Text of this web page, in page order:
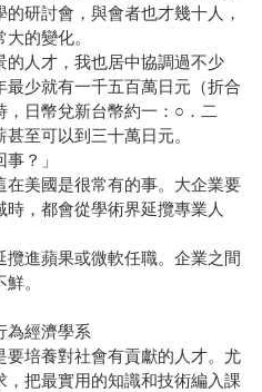
研討會，與會者也才幾十人，
的變化。
人才，我也居中協調過不少
少就有一千五百萬日元（折合
日幣兌新台幣約一：○．二
至可以到三十萬日元。
？」
美國是很常有的事。大企業要
，都會從學術界延攬專業人
進蘋果或微軟任職。企業之間
。
為經濟學系
培養對社會有貢獻的人才。尤
把最實用的知識和技術編入課